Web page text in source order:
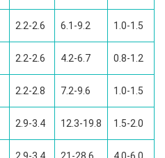
2.2-2.6 6.1-9.2 1.0-1.5
2.2-2.6 4.2-6.7 0.8-1.2
2.2-2.8 7.2-9.6 1.0-1.5
2.9-3.4 12.3-19.8 1.5-2.0